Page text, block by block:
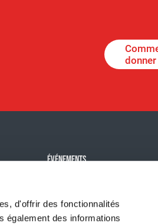
d'offrir des fonctionnalités
également des informations
donner
ÉVÉNEMENTS
Événements signatures
Tous nos événements